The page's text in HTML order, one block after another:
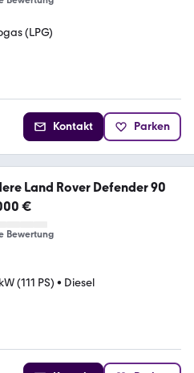
(LPG)
Kontakt Parken
Land Rover Defender 90
€
Bewertung
(111 PS) • Diesel